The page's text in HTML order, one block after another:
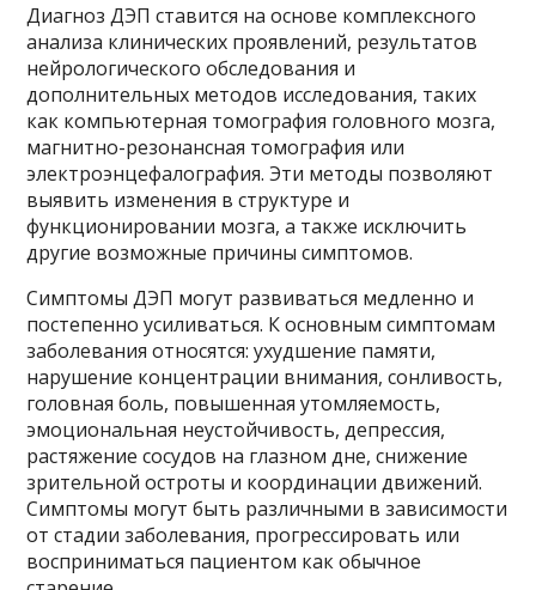
Диагноз ДЭП ставится на основе комплексного
анализа клинических проявлений, результатов
нейрологического обследования и
дополнительных методов исследования, таких
как компьютерная томография головного мозга,
магнитно-резонансная томография или
электроэнцефалография. Эти методы позволяют
выявить изменения в структуре и
функционировании мозга, а также исключить
другие возможные причины симптомов.
Симптомы ДЭП могут развиваться медленно и
постепенно усиливаться. К основным симптомам
заболевания относятся: ухудшение памяти,
нарушение концентрации внимания, сонливость,
головная боль, повышенная утомляемость,
эмоциональная неустойчивость, депрессия,
растяжение сосудов на глазном дне, снижение
зрительной остроты и координации движений.
Симптомы могут быть различными в зависимости
от стадии заболевания, прогрессировать или
восприниматься пациентом как обычное